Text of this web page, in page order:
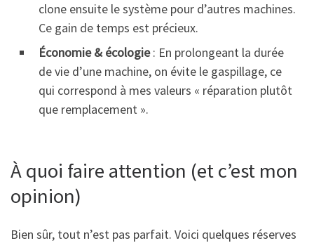
clone ensuite le système pour d’autres machines.
Ce gain de temps est précieux.
Économie & écologie: En prolongeant la durée
de vie d’une machine, on évite le gaspillage, ce
qui correspond à mes valeurs « réparation plutôt
que remplacement ».
À quoi faire attention (et c’est mon
opinion)
Bien sûr, tout n’est pas parfait. Voici quelques réserves